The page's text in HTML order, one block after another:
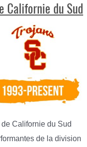
Californie du Sud
Californie du Sud
de la division